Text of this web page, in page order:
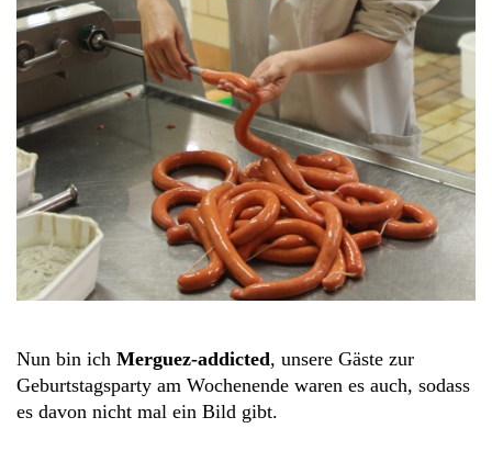
Nun bin ich Merguez-addicted, unsere Gäste zur
Geburtstagsparty am Wochenende waren es auch, sodass
es davon nicht mal ein Bild gibt.